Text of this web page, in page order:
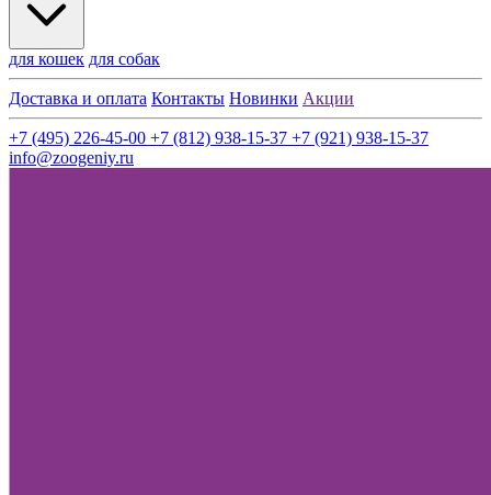
для кошек для собак
Доставка и оплата Контакты Новинки Акции
+7 (495) 226-45-00 +7 (812) 938-15-37 +7 (921) 938-15-37
info@zoogeniy.ru